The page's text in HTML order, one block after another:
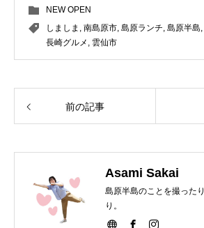
NEW OPEN
しましま , 南島原市, 島原ランチ, 島原半島,
長崎グルメ , 雲仙市
前の記事
Asami Sakai
島原半島のことを撮った
り。